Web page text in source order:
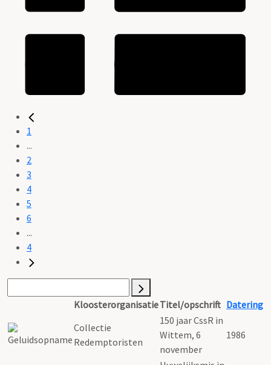
1
...
2
3
4
5
6
...
4
KloosterorganisatieTitel/opschrift Datering
Collectie
Redemptoristen
150 jaar CssR in
Wittem, 6
november
1986